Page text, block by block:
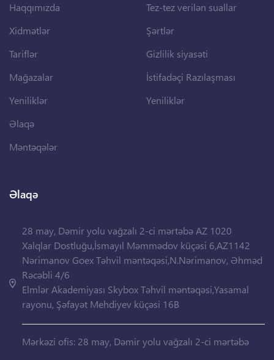
Haqqımızda
Xidmətlər
Tariflər
Mağazalar
Yeniliklər
Əlaqə
Məntəqələr
Tez-tez verilən suallar
Şərtlər
Gizlilik siyasəti
İstifadəçi Razılaşması
Yeniliklər
Əlaqə
28 may, Dəmir yolu vağzalı 2-ci mərtəbə AZ 1020
Xalqlar Dostluğu,İsmayıl Məmmədov küçəsi 6,AZ1142
Nərimanov Goex Təhvil məntəqəsi,N.Nərimanov, Əhməd
Rəcəbli 4/6
Elmlər Akademiyası Skybox Təhvil məntəqəsi,Yasamal
rayonu, Şəfayət Mehdiyev küçəsi 16B
Mərkəzi ofis: 28 may, Dəmir yolu vağzalı 2-ci mərtəbə